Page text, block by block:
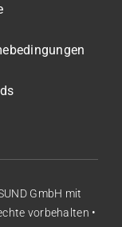
GmbH mit
vorbehalten •